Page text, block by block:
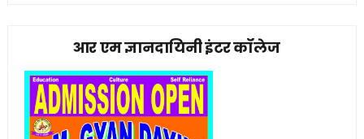
आर एम ज्ञानदायिनी इंटर कॉलेज